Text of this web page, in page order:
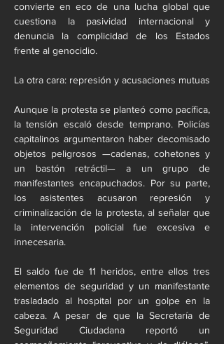
convierte en eco de una lucha global que
cuestiona la pasividad internacional y
denuncia la complicidad de los Estados
frente al genocidio.
La otra cara: represión y acusaciones mutuas
Aunque la protesta se planteó como pacífica,
la tensión escaló desde temprano. Policías
capitalinos argumentaron haber decomisado
objetos peligrosos —cadenas, cohetones y
un bastón retráctil— a un grupo de
manifestantes encapuchados. Por su parte,
los asistentes acusaron represión y
criminalización de la protesta, al señalar que
la intervención policial fue excesiva e
innecesaria.
El saldo fue de 11 heridos, entre ellos tres
elementos de seguridad y un manifestante
trasladado al hospital por un golpe en la
cabeza. A pesar de que la Secretaría de
Seguridad Ciudadana reportó un